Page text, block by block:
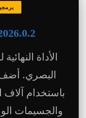
الأداة
البصري.
باستخدام آلاف
والجسيمات